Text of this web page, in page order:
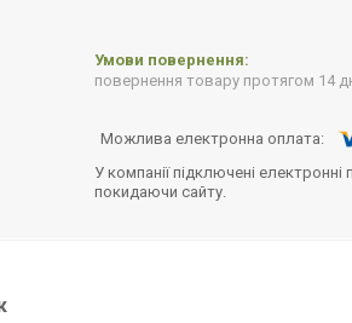
повернення товару протягом 14
У компанії підключені
покидаючи сайту.